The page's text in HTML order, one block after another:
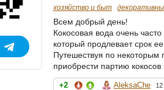
хозяйство и быт
Всем добрый день!
Кокосовая вода очень
который продлевает срок
Путешествуя по
приобрести партию кокосов
+2 AleksaChe